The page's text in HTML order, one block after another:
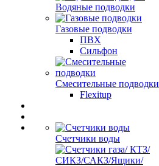
Водяные подводки
Газовые подводки
ПВХ
Сильфон
Смесительные подводки
Flexitup
Счетчики воды